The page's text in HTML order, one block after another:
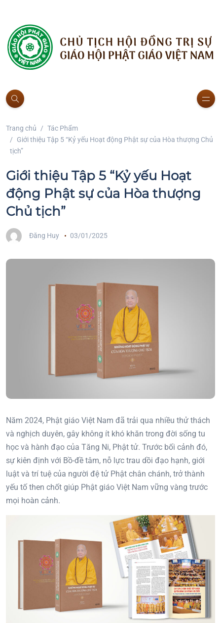
Trang chủ
Tác Phẩm
Giới thiệu Tập 5 “Kỷ yếu Hoạt động Phật sự của Hòa thượng Chủ
tịch”
Giới thiệu Tập 5 “Kỷ yếu Hoạt
động Phật sự của Hòa thượng
Chủ tịch”
Đăng Huy 03/01/2025
Năm 2024, Phật giáo Việt Nam đã trải qua nhiều thử thách
và nghịch duyên, gây không ít khó khăn trong đời sống tu
học và hành đạo của Tăng Ni, Phật tử. Trước bối cảnh đó,
sự kiên định với Bồ-đề tâm, nỗ lực trau dồi đạo hạnh, giới
luật và trí tuệ của người đệ tử Phật chân chánh, trở thành
yếu tố then chốt giúp Phật giáo Việt Nam vững vàng trước
mọi hoàn cảnh.